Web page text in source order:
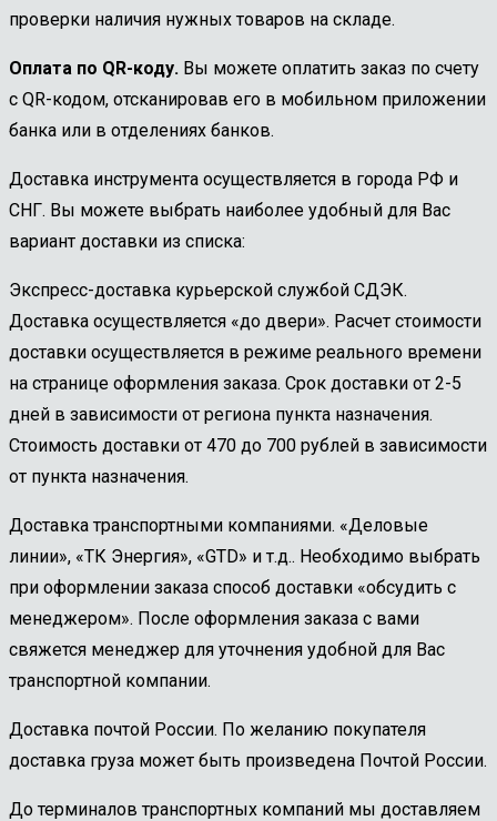
проверки наличия нужных товаров на складе.
Оплата по QR-коду. Вы можете оплатить заказ по счету
с QR-кодом, отсканировав его в мобильном приложении
банка или в отделениях банков.
Доставка инструмента осуществляется в города РФ и
СНГ. Вы можете выбрать наиболее удобный для Вас
вариант доставки из списка:
Экспресс-доставка курьерской службой СДЭК.
Доставка осуществляется «до двери». Расчет стоимости
доставки осуществляется в режиме реального времени
на странице оформления заказа. Срок доставки от 2-5
дней в зависимости от региона пункта назначения.
Стоимость доставки от 470 до 700 рублей в зависимости
от пункта назначения.
Доставка транспортными компаниями. «Деловые
линии», «ТК Энергия», «GTD» и т.д.. Необходимо выбрать
при оформлении заказа способ доставки «обсудить с
менеджером». После оформления заказа с вами
свяжется менеджер для уточнения удобной для Вас
транспортной компании.
Доставка почтой России. По желанию покупателя
доставка груза может быть произведена Почтой России.
До терминалов транспортных компаний мы доставляем